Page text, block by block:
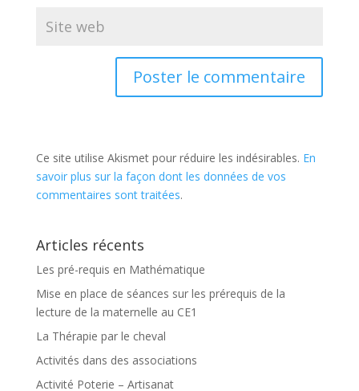
Ce site utilise Akismet pour réduire les indésirables. En
savoir plus sur la façon dont les données de vos
commentaires sont traitées.
Articles récents
Les pré-requis en Mathématique
Mise en place de séances sur les prérequis de la
lecture de la maternelle au CE1
La Thérapie par le cheval
Activités dans des associations
Activité Poterie – Artisanat